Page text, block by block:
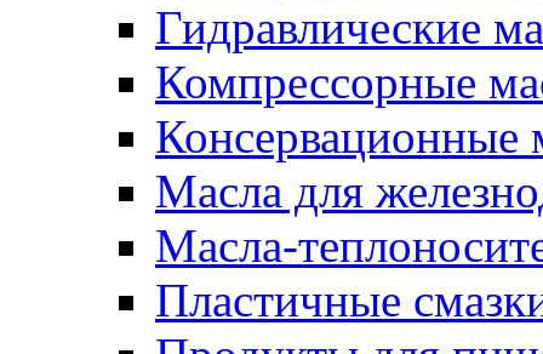
Гидравлические
Компрессорные
Консервационные
Масла для
Масла-
Пластичные